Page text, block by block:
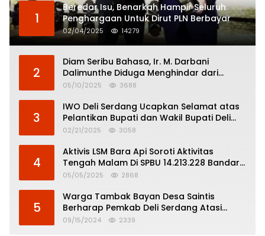
1
Beredar Isu, Benarkah Hampir Seluruh
Penghargaan Untuk Dirut PLN Berbayar
02/04/2025 14279
2
Diam Seribu Bahasa, Ir. M. Darbani
Dalimunthe Diduga Menghindar dari
Pertanggungjawaban Politik
05/10/2025 3688
3
IWO Deli Serdang Ucapkan Selamat atas
Pelantikan Bupati dan Wakil Bupati Deli
Serdang
02/21/2025 3058
4
Aktivis LSM Bara Api Soroti Aktivitas
Tengah Malam Di SPBU 14.213.228 Bandar
Tinggi
05/05/2025 2868
5
Warga Tambak Bayan Desa Saintis
Berharap Pemkab Deli Serdang Atasi
Banjir
09/15/2024 2339